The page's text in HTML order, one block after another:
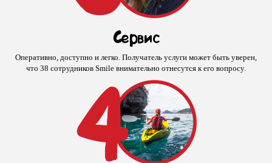
Сервис
Оперативно, доступно и легко. Получатель услуги может быть уверен,
что 38 сотрудников Smile внимательно отнесутся к его вопросу.